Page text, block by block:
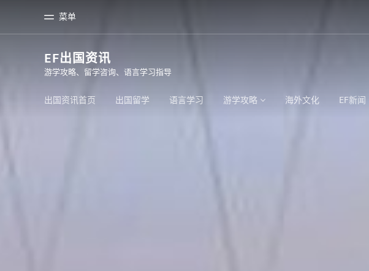
菜单
首页
欢迎来到英孚教育 查看所有英孚提供的课程
EF出国资讯
游学攻略、留学咨询、语言学习指导
出国资讯首页 出国留学 语言学习 游学攻略 海外文化 EF新闻